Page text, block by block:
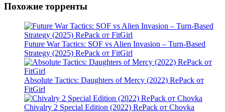
Похожие торренты
Future War Tactics: SOF vs Alien Invasion – Turn-Based
Strategy (2025) RePack от FitGirl
Absolute Tactics: Daughters of Mercy (2022) RePack от
FitGirl
Chivalry 2 Special Edition (2022) RePack от Chovka